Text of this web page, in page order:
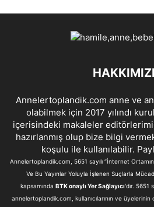
Annelertoplandik.com anne ve
olabilmek için 2017 yılındı
içerisindeki makaleler
hazırlanmış olup bize bilgi
koşulu ile kullanılabilir.
Annelertoplandik.com, 5651 sayılı “İnternet
Ve Bu Yayınlar Yoluyla İşlenen Suçlarla
kapsamında BTK onaylı Yer Sağlayıcı'dır. 5651
annelertoplandik.com, kullanıcılarının ve